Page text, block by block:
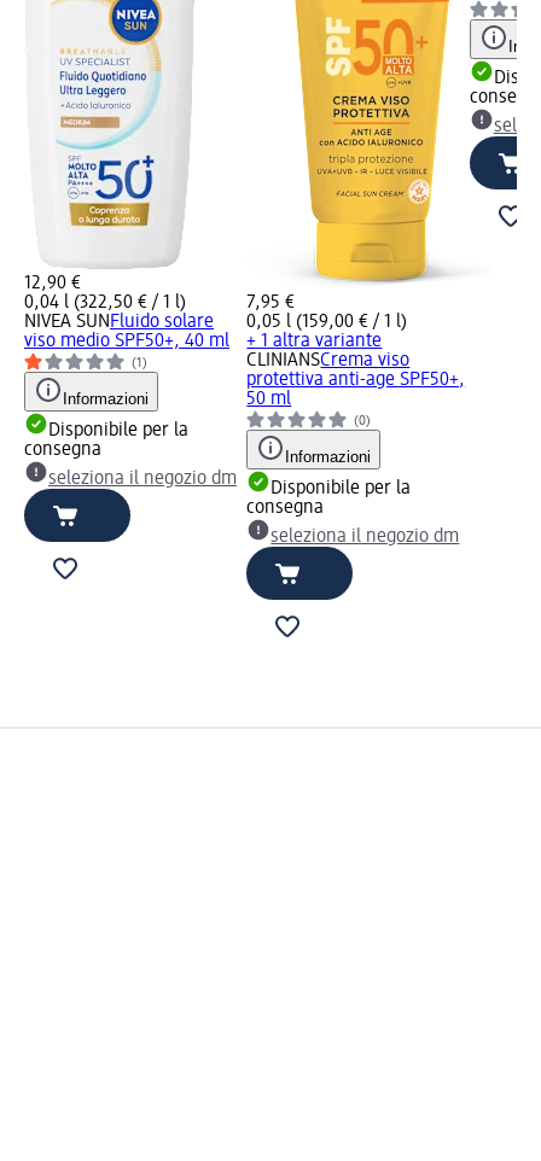
12,90 €
0,04 l (322,50 € / 1 l)
NIVEA SUN Fluido solare
viso medio SPF50+, 40 ml
(1)
Informazioni
Disponibile per la
consegna
seleziona il negozio dm
7,95 €
0,05 l (159,00 € / 1 l)
+ 1 altra variante
CLINIANSCrema viso
protettiva anti-age SPF50+,
50 ml
(0)
Informazioni
Disponibile per la
consegna
seleziona il negozio dm